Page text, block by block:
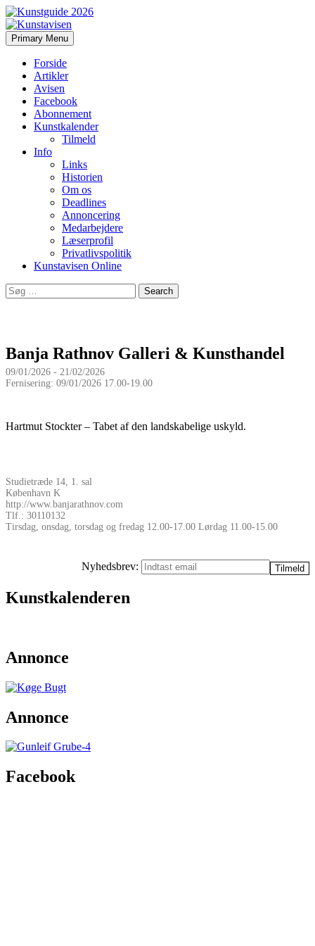
Kunstavisen
Search
Primary Menu Skip
to
Forside
Artikler
Avisen
Facebook
Abonnement
Kunstkalender
Tilmeld
Info
Links
Historien
Om os
Deadlines
Annoncering
Medarbejdere
Læserprofil
Privatlivspolitik
Kunstavisen Online
Search
for:
Banja Rathnov Galleri & Kunsthandel
09/01/2026 - 21/02/2026
Fernisering: 09/01/2026 17.00-19.00
Hartmut Stockter – Tabet af den landskabelige uskyld.
Studietræde 14, 1. sal
København K
http://www.banjarathnov.com
Tlf.: 30110132
Tirsdag, onsdag, torsdag og fredag 12.00-17.00 Lørdag 11.00-15.00
Nyhedsbrev:
Kunstkalenderen
Annonce
Annonce
Facebook